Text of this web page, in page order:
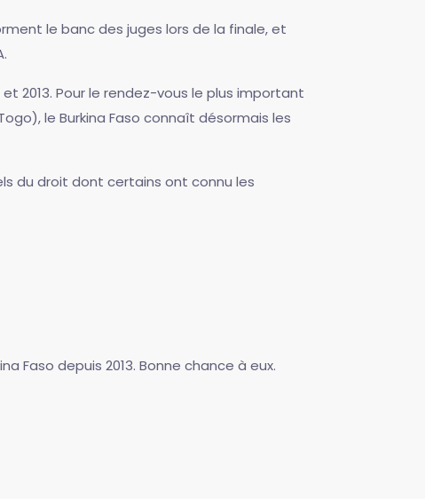
le banc des juges lors de la finale, et
2013. Pour le rendez-vous le plus important
le Burkina Faso connaît désormais les
du droit dont certains ont connu les
Faso depuis 2013. Bonne chance à eux.